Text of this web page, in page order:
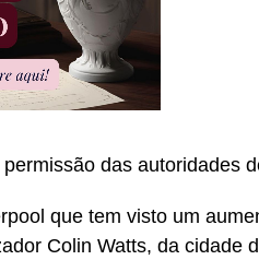
das autoridades
que tem visto um
Colin Watts, da cidade